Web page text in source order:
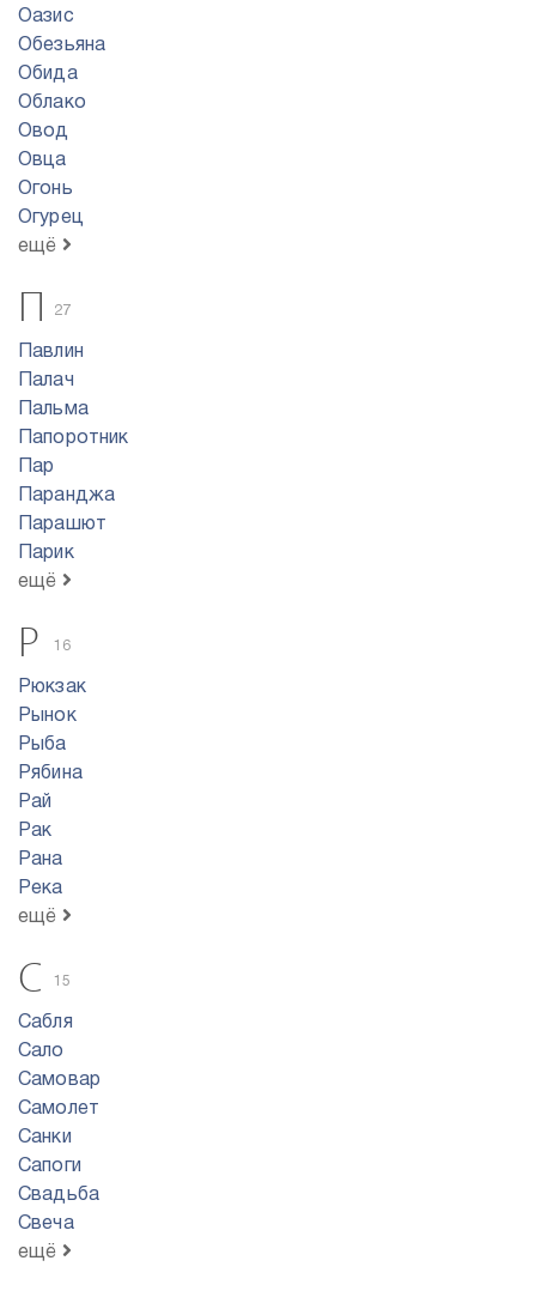
Оазис
Обезьяна
Обида
Облако
Овод
Овца
Огонь
Огурец
ещё
П 27
Павлин
Палач
Пальма
Папоротник
Пар
Паранджа
Парашют
Парик
ещё
Р 16
Рюкзак
Рынок
Рыба
Рябина
Рай
Рак
Рана
Река
ещё
С 15
Сабля
Сало
Самовар
Самолет
Санки
Сапоги
Свадьба
Свеча
ещё